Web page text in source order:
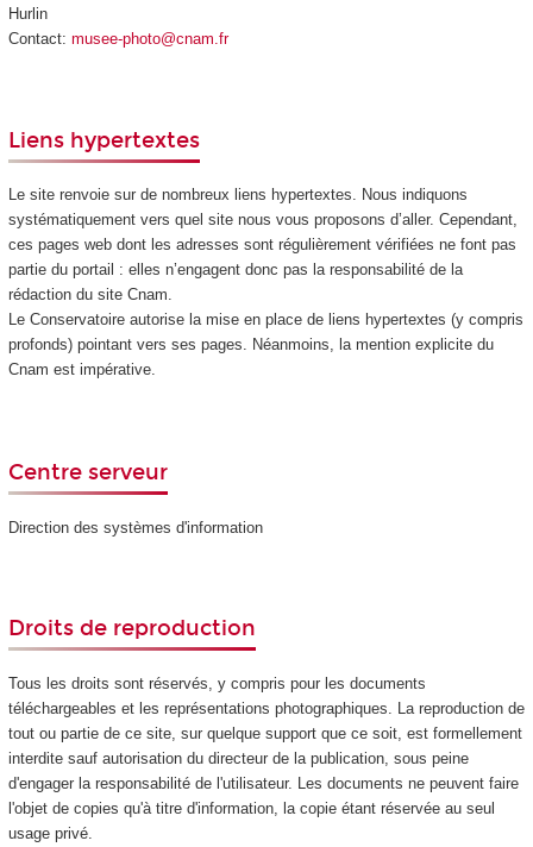
Hurlin
Contact: musee-photo@cnam.fr
Liens hypertextes
Le site renvoie sur de nombreux liens hypertextes. Nous indiquons
systématiquement vers quel site nous vous proposons d’aller. Cependant,
ces pages web dont les adresses sont régulièrement vérifiées ne font pas
partie du portail : elles n’engagent donc pas la responsabilité de la
rédaction du site Cnam.
Le Conservatoire autorise la mise en place de liens hypertextes (y compris
profonds) pointant vers ses pages. Néanmoins, la mention explicite du
Cnam est impérative.
Centre serveur
Direction des systèmes d'information
Droits de reproduction
Tous les droits sont réservés, y compris pour les documents
téléchargeables et les représentations photographiques. La reproduction de
tout ou partie de ce site, sur quelque support que ce soit, est formellement
interdite sauf autorisation du directeur de la publication, sous peine
d'engager la responsabilité de l'utilisateur. Les documents ne peuvent faire
l'objet de copies qu'à titre d'information, la copie étant réservée au seul
usage privé.